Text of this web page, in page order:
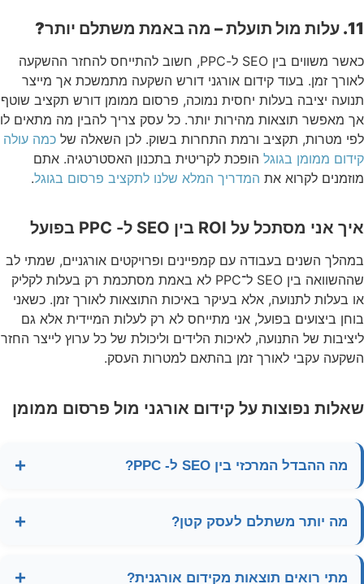
11. עלות מול תועלת – מה באמת משתלם יותר?
כאשר משווים בין SEO ל-PPC, חשוב להתייחס להחזר ההשקעה
לאורך זמן. בעוד קידום אורגני דורש השקעה מתמשכת אך מייצר
תנועה יציבה בעלות יחסית נמוכה, פרסום ממומן דורש תקציב שוטף
אך מאפשר תוצאות מהירות יותר. כל עסק צריך להבין מה מתאים לו
לפי מטרות, תקציב ורמת התחרות בשוק. לכן השאלה של כמה עולה
קידום ממומן בגוגל הופכת לקריטית בתכנון האסטרטגיה. אתם
מוזמנים לקרוא את המדריך המלא שלנו לתקציב פרסום בגוגל.
איך אני מסתכל על ROI בין SEO ל- PPC בפועל
במהלך השנים בעבודה עם קמפיינים ופרויקטים אורגניים, שמתי לב
שההשוואה בין SEO ל־PPC לא באמת מסתכמת רק בעלות לקליק
או בעלות לתנועה, אלא בעיקר באיכות התוצאות לאורך זמן. כשאני
בוחן ביצועים בפועל, אני מתייחס לא רק לעלות המיידית אלא גם
ליציבות של התנועה, לאיכות הלידים וליכולת של כל ערוץ לייצר החזר
השקעה עקבי לאורך זמן בהתאם למטרות העסק.
שאלות נפוצות על קידום אורגני מול פרסום ממומן
מה ההבדל המרכזי בין SEO ל- PPC?
מה יותר משתלם לעסק קטן?
מתי רואים תוצאות מקידום אורגנית?